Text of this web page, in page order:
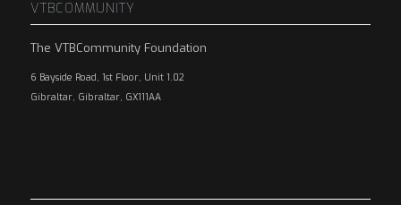
VTBCOMMUNITY
The VTBCommunity Foundation
6 Bayside Road, 1st Floor, Unit 1.02
Gibraltar, Gibraltar, GX111AA